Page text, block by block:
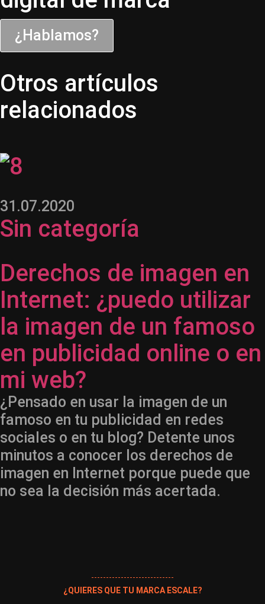
¿Hablamos?
Otros artículos
relacionados
31.07.2020
Sin categoría
Derechos de imagen en
Internet: ¿puedo utilizar
la imagen de un famoso
en publicidad online o en
mi web?
¿Pensado en usar la imagen de un
famoso en tu publicidad en redes
sociales o en tu blog? Detente unos
minutos a conocer los derechos de
imagen en Internet porque puede que
no sea la decisión más acertada.
¿QUIERES QUE TU MARCA ESCALE?